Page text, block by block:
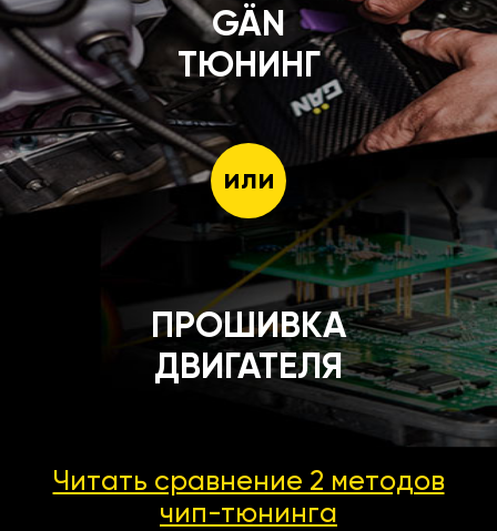
GÄN
ТЮНИНГ
или
ПРОШИВКА
ДВИГАТЕЛЯ
Читать сравнение 2 методов
чип-тюнинга